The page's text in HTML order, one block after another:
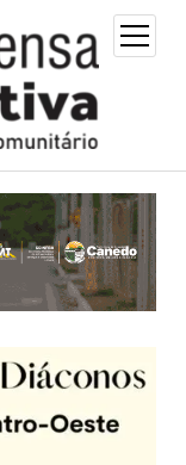
open
menu